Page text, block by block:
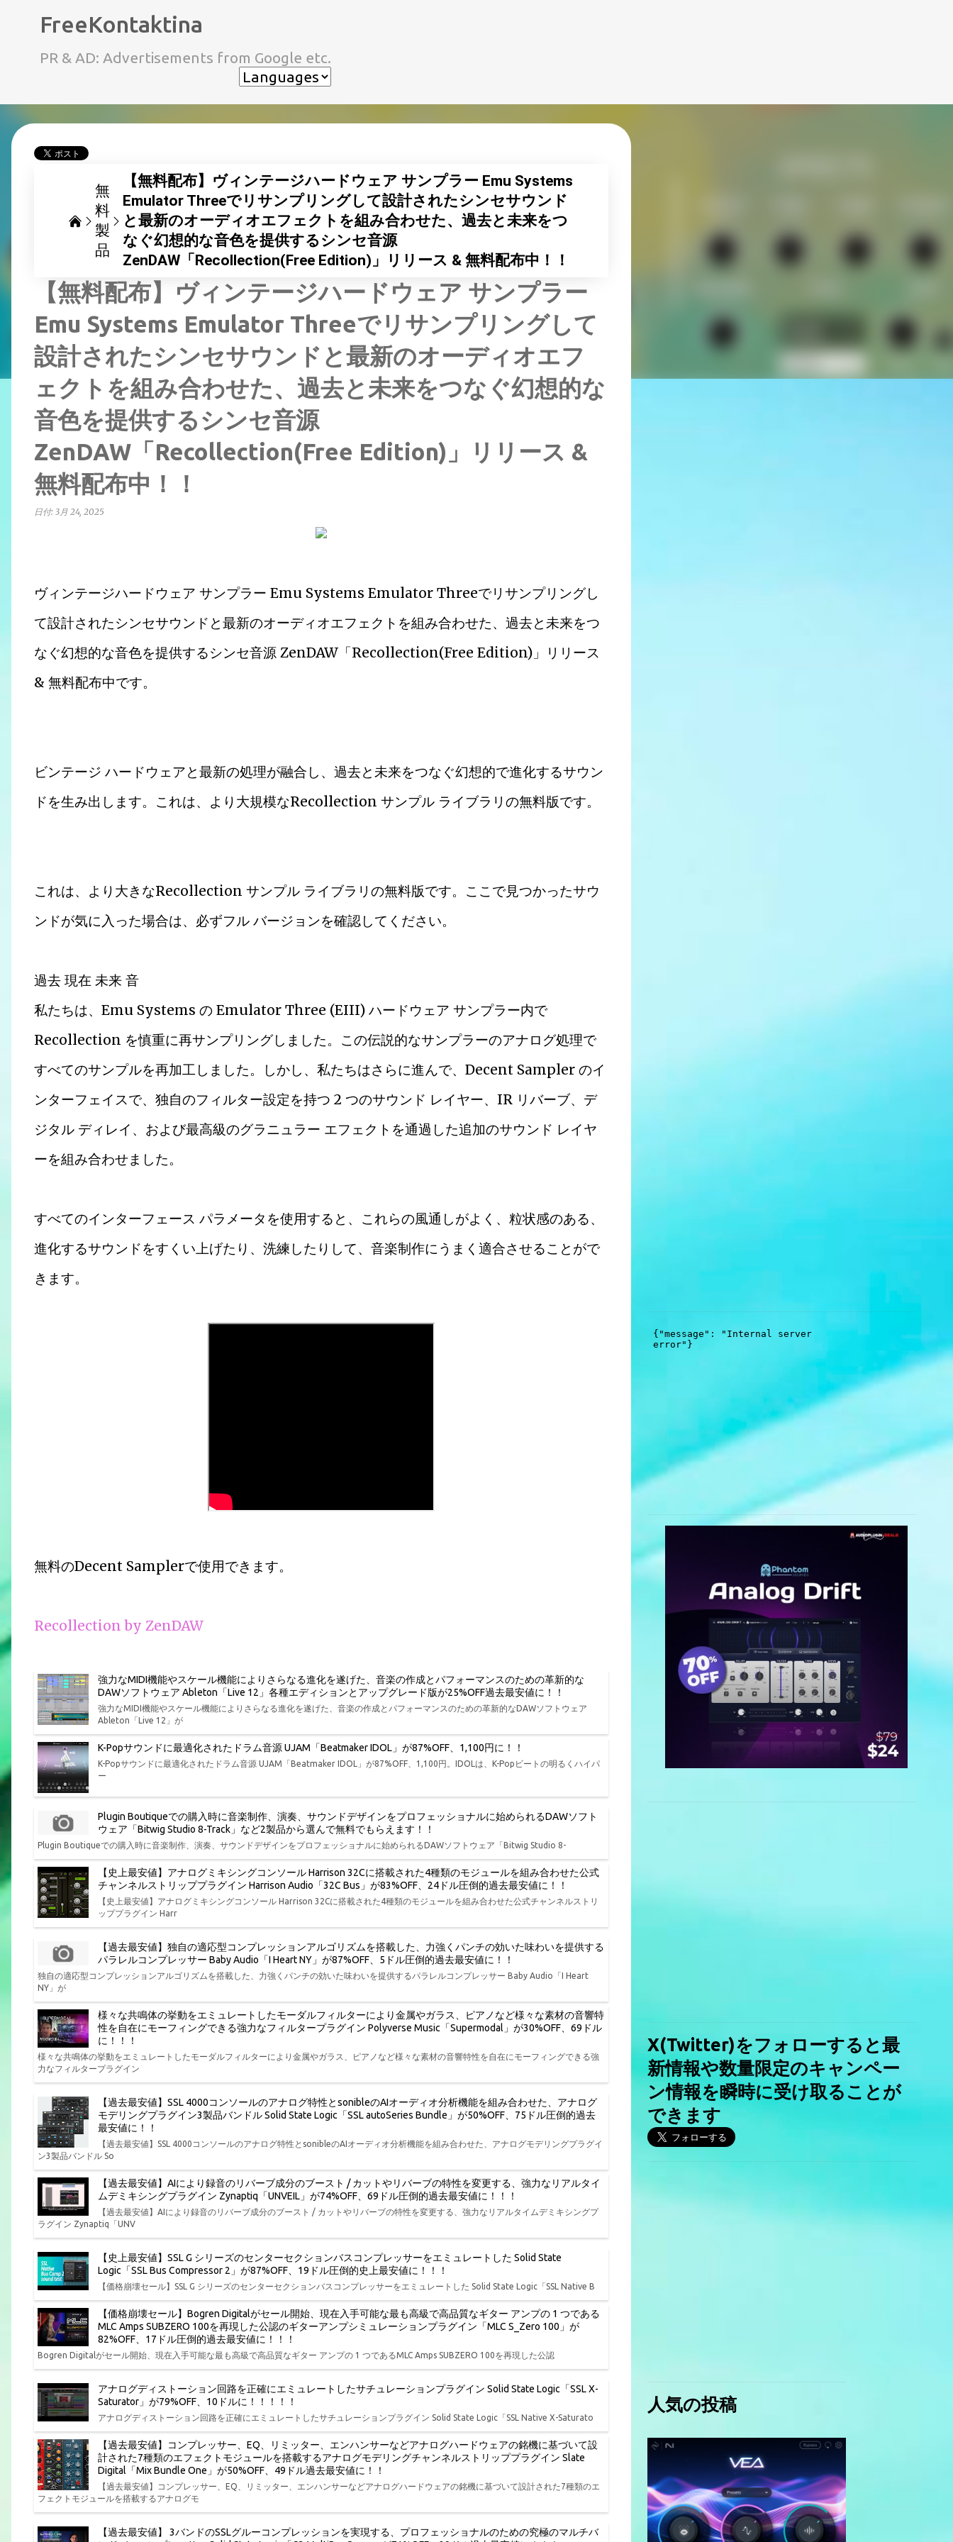
FreeKontaktina
PR & AD: Advertisements from Google etc.
無
料
製
品
【無料配布】ヴィンテージハードウェア サンプラー Emu Systems
Emulator Threeでリサンプリングして設計されたシンセサウンド
と最新のオーディオエフェクトを組み合わせた、過去と未来をつ
なぐ幻想的な音色を提供するシンセ音源
ZenDAW「Recollection(Free Edition)」リリース & 無料配布中！！
【無料配布】ヴィンテージハードウェア サンプラー
Emu Systems Emulator Threeでリサンプリングして
設計されたシンセサウンドと最新のオーディオエフ
ェクトを組み合わせた、過去と未来をつなぐ幻想的な
音色を提供するシンセ音源
ZenDAW「Recollection(Free Edition)」リリース &
無料配布中！！
日付: 3月 24, 2025
ヴィンテージハードウェア サンプラー Emu Systems Emulator Threeでリサンプリングし
て設計されたシンセサウンドと最新のオーディオエフェクトを組み合わせた、過去と未来をつ
なぐ幻想的な音色を提供するシンセ音源 ZenDAW「Recollection(Free Edition)」リリース
& 無料配布中です。
ビンテージ ハードウェアと最新の処理が融合し、過去と未来をつなぐ幻想的で進化するサウン
ドを生み出します。これは、より大規模なRecollection サンプル ライブラリの無料版です。
これは、より大きなRecollection サンプル ライブラリの無料版です。ここで見つかったサウ
ンドが気に入った場合は、必ずフル バージョンを確認してください。
過去 現在 未来 音
私たちは、Emu Systems の Emulator Three (EIII) ハードウェア サンプラー内で
Recollection を慎重に再サンプリングしました。この伝説的なサンプラーのアナログ処理で
すべてのサンプルを再加工しました。しかし、私たちはさらに進んで、Decent Sampler のイ
ンターフェイスで、独自のフィルター設定を持つ 2 つのサウンド レイヤー、IR リバーブ、デ
ジタル ディレイ、および最高級のグラニュラー エフェクトを通過した追加のサウンド レイヤ
ーを組み合わせました。
すべてのインターフェース パラメータを使用すると、これらの風通しがよく、粒状感のある、
進化するサウンドをすくい上げたり、洗練したりして、音楽制作にうまく適合させることがで
きます。
無料のDecent Samplerで使用できます。
Recollection by ZenDAW
強力なMIDI機能やスケール機能によりさらなる進化を遂げた、音楽の作成とパフォーマンスのための革新的な
DAWソフトウェア Ableton「Live 12」各種エディションとアップグレード版が25%OFF過去最安値に！！
強力なMIDI機能やスケール機能によりさらなる進化を遂げた、音楽の作成とパフォーマンスのための革新的なDAWソフトウェア
Ableton「Live 12」が
K-Popサウンドに最適化されたドラム音源 UJAM「Beatmaker IDOL」が87%OFF、1,100円に！！
K-Popサウンドに最適化されたドラム音源 UJAM「Beatmaker IDOL」が87%OFF、1,100円。IDOLは、K-Popビートの明るくハイパ
ー
Plugin Boutiqueでの購入時に音楽制作、演奏、サウンドデザインをプロフェッショナルに始められるDAWソフト
ウェア「Bitwig Studio 8-Track」など2製品から選んで無料でもらえます！！
Plugin Boutiqueでの購入時に音楽制作、演奏、サウンドデザインをプロフェッショナルに始められるDAWソフトウェア「Bitwig Studio 8-
【史上最安値】アナログミキシングコンソール Harrison 32Cに搭載された4種類のモジュールを組み合わせた公式
チャンネルストリッププラグイン Harrison Audio「32C Bus」が83%OFF、24ドル圧倒的過去最安値に！！
【史上最安値】アナログミキシングコンソール Harrison 32Cに搭載された4種類のモジュールを組み合わせた公式チャンネルストリ
ッププラグイン Harr
【過去最安値】独自の適応型コンプレッションアルゴリズムを搭載した、力強くパンチの効いた味わいを提供する
パラレルコンプレッサー Baby Audio「I Heart NY」が87%OFF、5ドル圧倒的過去最安値に！！
独自の適応型コンプレッションアルゴリズムを搭載した、力強くパンチの効いた味わいを提供するパラレルコンプレッサー Baby Audio「I Heart
NY」が
様々な共鳴体の挙動をエミュレートしたモーダルフィルターにより金属やガラス、ピアノなど様々な素材の音響特
性を自在にモーフィングできる強力なフィルタープラグイン Polyverse Music「Supermodal」が30%OFF、69ドル
に！！！
様々な共鳴体の挙動をエミュレートしたモーダルフィルターにより金属やガラス、ピアノなど様々な素材の音響特性を自在にモーフィングできる強
力なフィルタープラグイン
【過去最安値】SSL 4000コンソールのアナログ特性とsonibleのAIオーディオ分析機能を組み合わせた、アナログ
モデリングプラグイン3製品バンドル Solid State Logic「SSL autoSeries Bundle」が50%OFF、75ドル圧倒的過去
最安値に！！
【過去最安値】SSL 4000コンソールのアナログ特性とsonibleのAIオーディオ分析機能を組み合わせた、アナログモデリングプラグイ
ン3製品バンドル So
【過去最安値】AIにより録音のリバーブ成分のブースト / カットやリバーブの特性を変更する、強力なリアルタイ
ムデミキシングプラグイン Zynaptiq「UNVEIL」が74%OFF、69ドル圧倒的過去最安値に！！！
【過去最安値】AIにより録音のリバーブ成分のブースト / カットやリバーブの特性を変更する、強力なリアルタイムデミキシングプ
ラグイン Zynaptiq「UNV
【史上最安値】SSL G シリーズのセンターセクションバスコンプレッサーをエミュレートした Solid State
Logic「SSL Bus Compressor 2」が87%OFF、19ドル圧倒的史上最安値に！！！
【価格崩壊セール】SSL G シリーズのセンターセクションバスコンプレッサーをエミュレートした Solid State Logic「SSL Native B
【価格崩壊セール】Bogren Digitalがセール開始、現在入手可能な最も高級で高品質なギター アンプの 1 つである
MLC Amps SUBZERO 100を再現した公認のギターアンプシミュレーションプラグイン「MLC S_Zero 100」が
82%OFF、17ドル圧倒的過去最安値に！！！
Bogren Digitalがセール開始、現在入手可能な最も高級で高品質なギター アンプの 1 つであるMLC Amps SUBZERO 100を再現した公認
アナログディストーション回路を正確にエミュレートしたサチュレーションプラグイン Solid State Logic「SSL X-
Saturator」が79%OFF、10ドルに！！！！！
アナログディストーション回路を正確にエミュレートしたサチュレーションプラグイン Solid State Logic「SSL Native X-Saturato
【過去最安値】コンプレッサー、EQ、リミッター、エンハンサーなどアナログハードウェアの銘機に基づいて設
計された7種類のエフェクトモジュールを搭載するアナログモデリングチャンネルストリッププラグイン Slate
Digital「Mix Bundle One」が50%OFF、49ドル過去最安値に！！
【過去最安値】コンプレッサー、EQ、リミッター、エンハンサーなどアナログハードウェアの銘機に基づいて設計された7種類のエ
フェクトモジュールを搭載するアナログモ
【過去最安値】 3バンドのSSLグルーコンプレッションを実現する、プロフェッショナルのための究極のマルチバ
X(Twitter)をフォローすると最
新情報や数量限定のキャンペー
ン情報を瞬時に受け取ることが
できます
人気の投稿